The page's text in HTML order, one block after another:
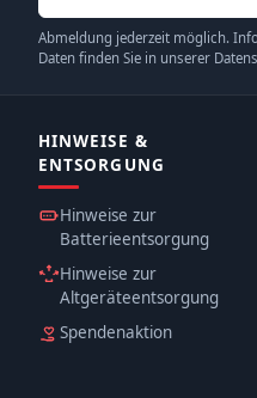
Abmeldung jederzeit möglich.
Daten finden Sie in unserer
HINWEISE &
ENTSORGUNG
Hinweise zur
Batterieentsorgung
Hinweise zur
Altgeräteentsorgung
Spendenaktion